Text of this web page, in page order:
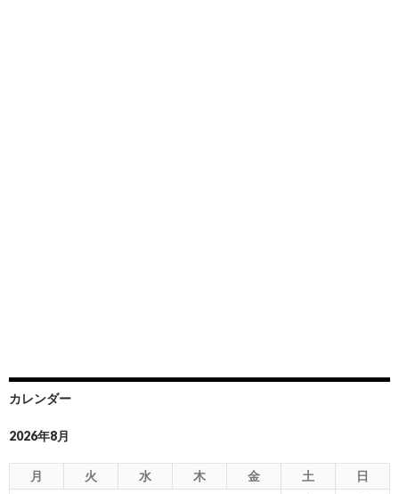
カレンダー
2026年8月
月 火 水 木 金 土
日